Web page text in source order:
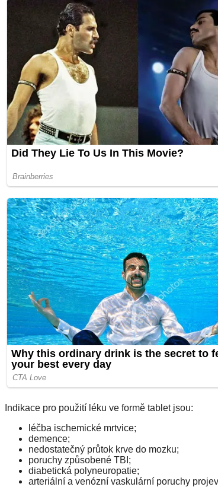
Indikace pro použití léku ve formě tablet jsou:
léčba ischemické mrtvice;
demence;
nedostatečný průtok krve do mozku;
poruchy způsobené TBI;
diabetická polyneuropatie;
arteriální a venózní vaskulární poruchy